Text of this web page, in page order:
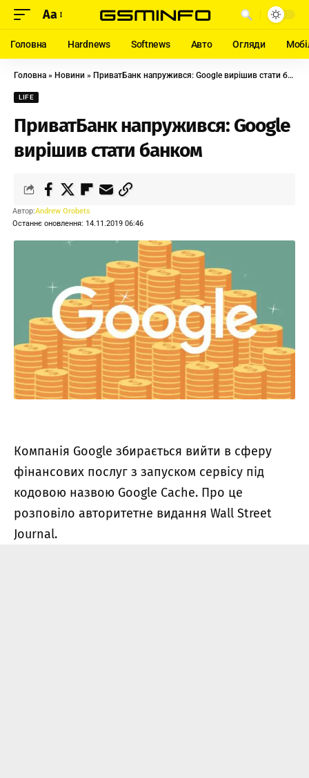
Aa
Головна Hardnews Softnews Авто Огляди
Головна » Новини » ПриватБанк напружився: Google вирішив стати банком
LIFE
ПриватБанк напружився: Google
вирішив стати банком
Останнє оновлення: 14.11.2019 06:46
Автор:Andrew Orobets
Компанія Google збирається вийти в сферу
фінансових послуг з запуском сервісу під
кодовою назвою Google Cache. Про це
розповіло авторитетне видання Wall Street
Journal.